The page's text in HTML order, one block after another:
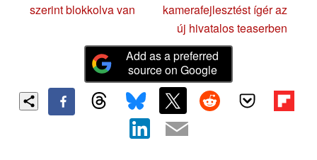
szerint blokkolva van
kamerafejlesztést ígér az
új hivatalos teaserben
Add as a preferred
source on Google